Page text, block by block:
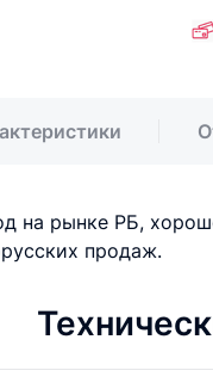
на рынке РБ,
продаж.